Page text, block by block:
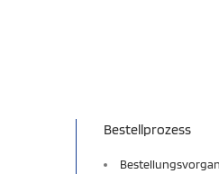
Bestellprozess